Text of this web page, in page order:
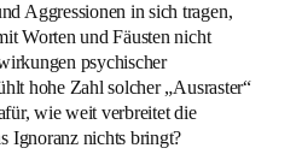
Aggressionen in sich tragen,
Worten und Fäusten nicht
psychischer
hohe Zahl solcher „Ausraster“
wie weit verbreitet die
Ignoranz nichts bringt?